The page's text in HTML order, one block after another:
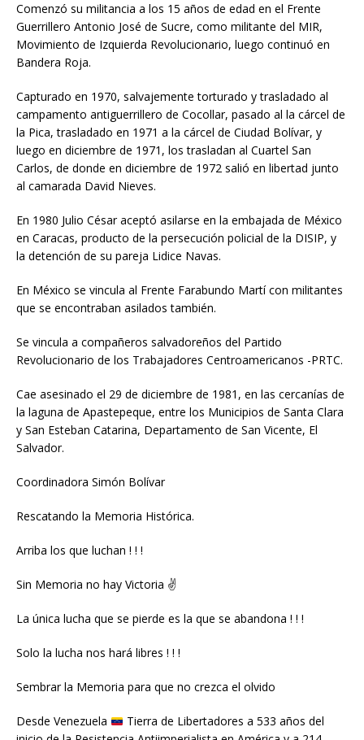
Comenzó su militancia a los 15 años de edad en el Frente
Guerrillero Antonio José de Sucre, como militante del MIR,
Movimiento de Izquierda Revolucionario, luego continuó en
Bandera Roja.
Capturado en 1970, salvajemente torturado y trasladado al
campamento antiguerrillero de Cocollar, pasado al la cárcel de
la Pica, trasladado en 1971 a la cárcel de Ciudad Bolívar, y
luego en diciembre de 1971, los trasladan al Cuartel San
Carlos, de donde en diciembre de 1972 salió en libertad junto
al camarada David Nieves.
En 1980 Julio César aceptó asilarse en la embajada de México
en Caracas, producto de la persecución policial de la DISIP, y
la detención de su pareja Lidice Navas.
En México se vincula al Frente Farabundo Martí con militantes
que se encontraban asilados también.
Se vincula a compañeros salvadoreños del Partido
Revolucionario de los Trabajadores Centroamericanos -PRTC.
Cae asesinado el 29 de diciembre de 1981, en las cercanías de
la laguna de Apastepeque, entre los Municipios de Santa Clara
y San Esteban Catarina, Departamento de San Vicente, El
Salvador.
Coordinadora Simón Bolívar
Rescatando la Memoria Histórica.
Arriba los que luchan ! ! !
Sin Memoria no hay Victoria ✌️
La única lucha que se pierde es la que se abandona ! ! !
Solo la lucha nos hará libres ! ! !
Sembrar la Memoria para que no crezca el olvido
Desde Venezuela
Tierra de Libertadores a 533 años del